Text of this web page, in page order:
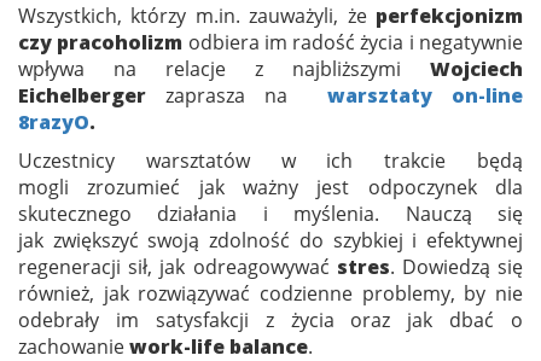
Wszystkich, którzy m.in. zauważyli, że perfekcjonizm
czy pracoholizm odbiera im radość życia i negatywnie
wpływa na relacje z najbliższymi Wojciech
Eichelberger zaprasza na warsztaty on-line
8razyO.
Uczestnicy warsztatów w ich trakcie będą
mogli zrozumieć jak ważny jest odpoczynek dla
skutecznego działania i myślenia. Nauczą się
jak zwiększyć swoją zdolność do szybkiej i efektywnej
regeneracji sił, jak odreagowywać stres. Dowiedzą się
również, jak rozwiązywać codzienne problemy, by nie
odebrały im satysfakcji z życia oraz jak dbać o
zachowaniework-life balance.